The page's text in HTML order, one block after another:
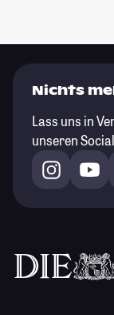
Nichts
Lass uns in
unseren